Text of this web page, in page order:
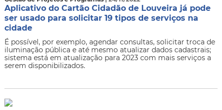
Aplicativo do Cartão Cidadão de Louveira já pode
ser usado para solicitar 19 tipos de serviços na
cidade
É possível, por exemplo, agendar consultas, solicitar troca de
iluminação pública e até mesmo atualizar dados cadastrais;
sistema está em atualização para 2023 com mais serviços a
serem disponibilizados.